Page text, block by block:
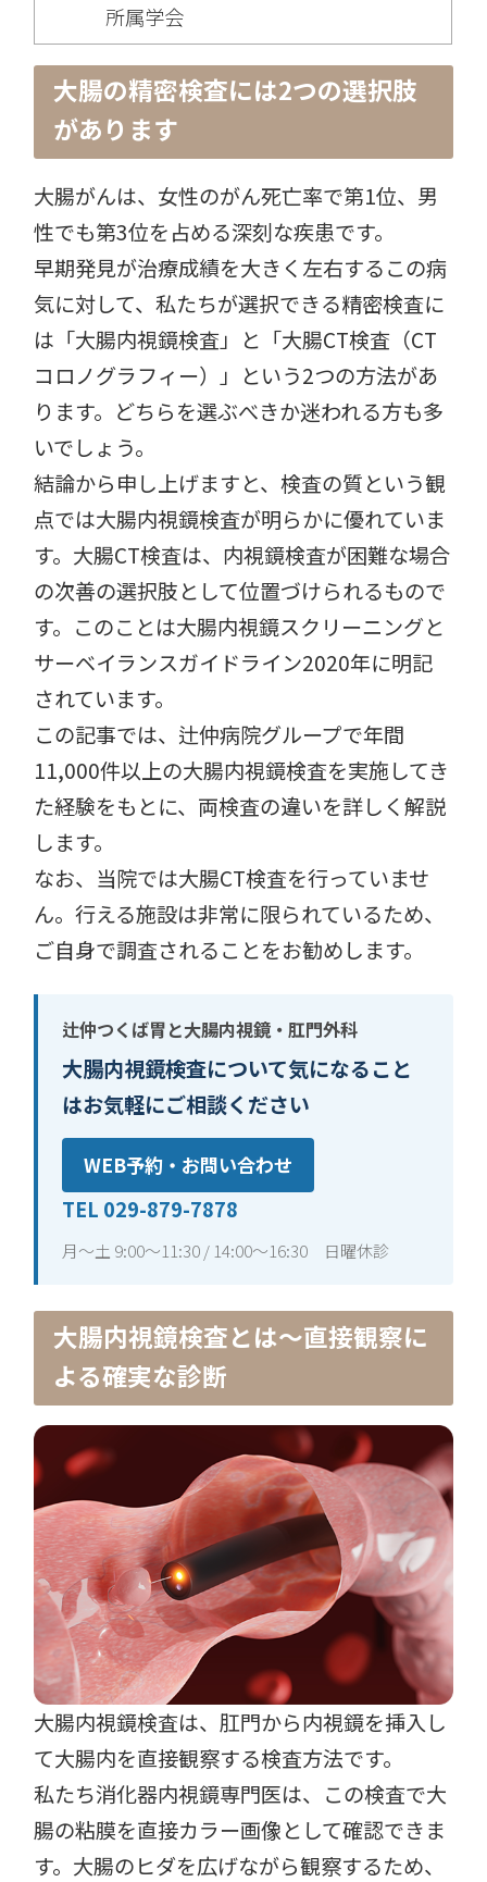
所属学会
大腸の精密検査には2つの選択肢
があります
大腸がんは、女性のがん死亡率で第1位、男
性でも第3位を占める深刻な疾患です。
早期発見が治療成績を大きく左右するこの病
気に対して、私たちが選択できる精密検査に
は「大腸内視鏡検査」と「大腸CT検査（CT
コロノグラフィー）」という2つの方法があ
ります。どちらを選ぶべきか迷われる方も多
いでしょう。
結論から申し上げますと、検査の質という観
点では大腸内視鏡検査が明らかに優れていま
す。大腸CT検査は、内視鏡検査が困難な場合
の次善の選択肢として位置づけられるもので
す。 このことは大腸内視鏡スクリーニングと
サーベイランスガイドライン2020年に明記
されています。
この記事では、辻仲病院グループで年間
11,000件以上の大腸内視鏡検査を実施してき
た経験をもとに、両検査の違いを詳しく解説
します。
なお、当院では大腸CT検査を行っていませ
ん。行える施設は非常に限られているため、
ご自身で調査されることをお勧めします。
辻仲つくば胃と大腸内視鏡・肛門外科
大腸内視鏡検査について気になること
はお気軽にご相談ください
WEB予約・お問い合わせ
TEL 029-879-7878
月〜土 9:00〜11:30 / 14:00〜16:30 日曜休診
大腸内視鏡検査とは〜直接観察に
よる確実な診断
大腸内視鏡検査は、肛門から内視鏡を挿入し
て大腸内を直接観察する検査方法です。
私たち消化器内視鏡専門医は、この検査で大
腸の粘膜を直接カラー画像として確認できま
す。大腸のヒダを広げながら観察するため、